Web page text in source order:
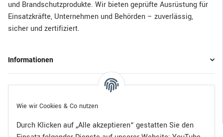
Wie wir Cookies & Co nutzen
Durch Klicken auf „Alle akzeptieren“ gestatten Sie den
und Brandschutzprodukte. Wir bieten geprüfte Ausrüstung für
Einsatzkräfte, Unternehmen und Behörden – zuverlässig,
sicher und zertifiziert.
Informationen
Gesetzliche Informationen